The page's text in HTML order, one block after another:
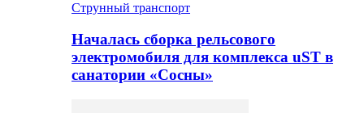
Струнный транспорт
Началась сборка рельсового
электромобиля для комплекса uST в
санатории «Сосны»